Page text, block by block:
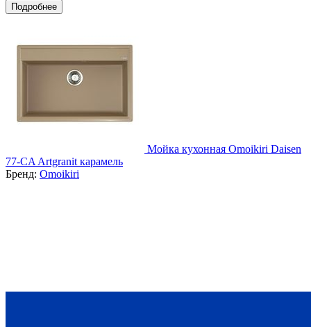
Подробнее
Мойка кухонная Omoikiri Daisen
77-CA Artgranit карамель
Бренд: Omoikiri